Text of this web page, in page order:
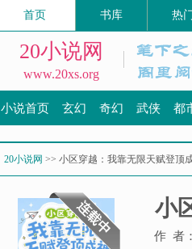
首页 书库 热
20小说网
www.20xs.org
小说首页 玄幻 奇幻 武侠 都
20小说网 >> 小区穿越：我靠无限天赋登顶
小
作 者：